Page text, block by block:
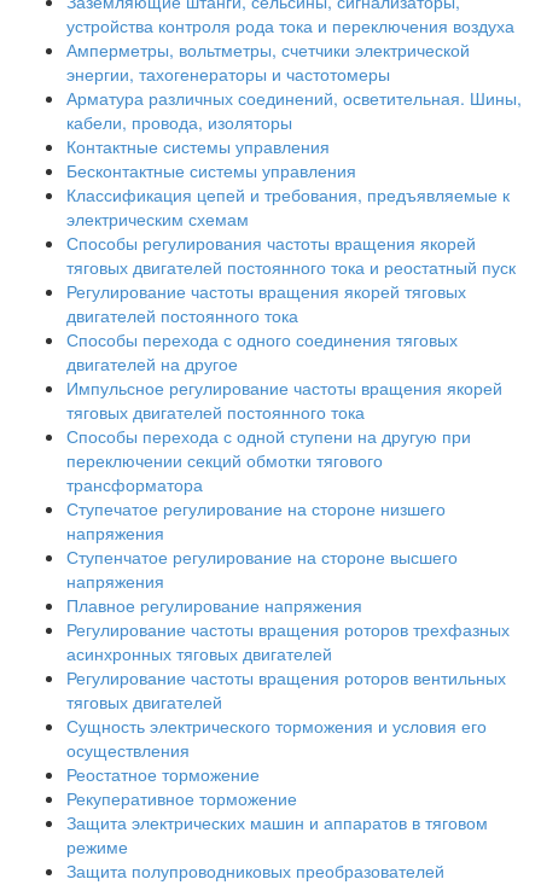
устройства контроля рода тока и переключения воздуха
Амперметры, вольтметры, счетчики электрической
энергии, тахогенераторы и частотомеры
Арматура различных соединений, осветительная. Шины,
кабели, провода, изоляторы
Контактные системы управления
Бесконтактные системы управления
Классификация цепей и требования, предъявляемые к
электрическим схемам
Способы регулирования частоты вращения якорей
тяговых двигателей постоянного тока и реостатный пуск
Регулирование частоты вращения якорей тяговых
двигателей постоянного тока
Способы перехода с одного соединения тяговых
двигателей на другое
Импульсное регулирование частоты вращения якорей
тяговых двигателей постоянного тока
Способы перехода с одной ступени на другую при
переключении секций обмотки тягового
трансформатора
Ступечатое регулирование на стороне низшего
напряжения
Ступенчатое регулирование на стороне высшего
напряжения
Плавное регулирование напряжения
Регулирование частоты вращения роторов трехфазных
асинхронных тяговых двигателей
Регулирование частоты вращения роторов вентильных
тяговых двигателей
Сущность электрического торможения и условия его
осуществления
Реостатное торможение
Рекуперативное торможение
Защита электрических машин и аппаратов в тяговом
режиме
Защита полупроводниковых преобразователей